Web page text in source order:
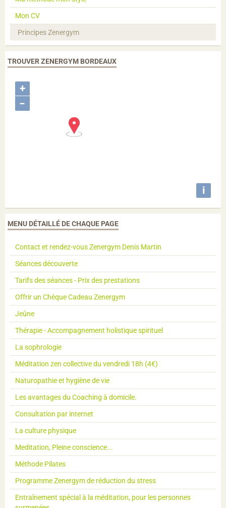
Mon CV
Principes Zenergym
TROUVER ZENERGYM BORDEAUX
+
−
i
MENU DÉTAILLÉ DE CHAQUE PAGE
Contact et rendez-vous Zenergym Denis Martin
Séances découverte
Tarifs des séances - Prix des prestations
Offrir un Chèque Cadeau Zenergym
Jeûne
Thérapie - Accompagnement holistique spirituel
La sophrologie
Méditation zen collective du vendredi 18h (4€)
Naturopathie et hygiène de vie
Les avantages du Coaching à domicile.
Consultation par internet
La culture physique
Meditation, Pleine conscience...
Méthode Pilates
Programme Zenergym de réduction du stress
Entraînement spécial à la méditation, pour les personnes